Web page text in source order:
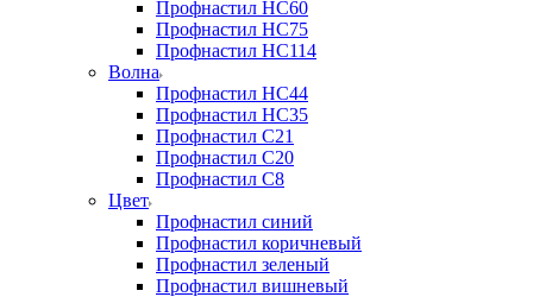
Профнастил НС60
Профнастил НС75
Профнастил НС114
Волна
Профнастил НС44
Профнастил НС35
Профнастил С21
Профнастил С20
Профнастил С8
Цвет
Профнастил синий
Профнастил коричневый
Профнастил зеленый
Профнастил вишневый